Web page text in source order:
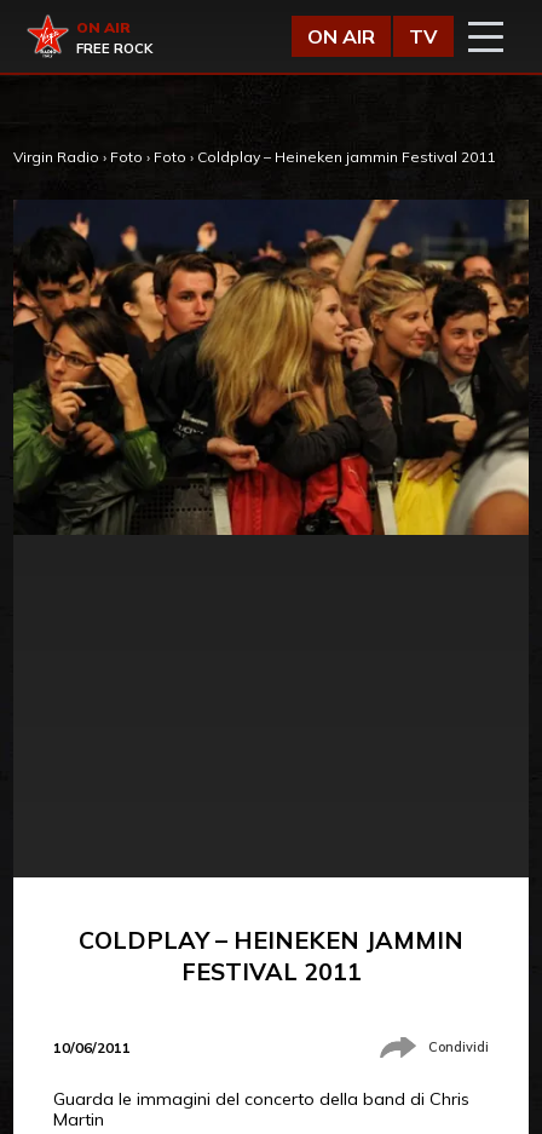
Virgin Radio
ON AIR
FREE ROCK
ON AIR TV
Virgin Radio › Foto › Foto › Coldplay – Heineken jammin Festival 2011
COLDPLAY – HEINEKEN JAMMIN
FESTIVAL 2011
10/06/2011 Condividi
Guarda le immagini del concerto della band di Chris
Martin